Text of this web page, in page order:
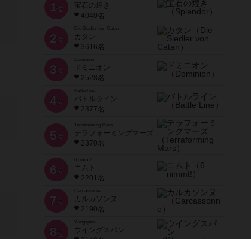
1 位
宝石の煌き
4040名
2 位
Die Siedler von Catan
カタン
3616名
3 位
ドミニオン
2528名
4位
Battle Line
バトルライン
2377名
5 位
Terraforming Mars
テラフォーミングマーズ
2370名
6 位
ニムト
2201名
7 位
Carcassonne
カルカソンヌ
2190名
8 位
Wingspan
ウイングスパン